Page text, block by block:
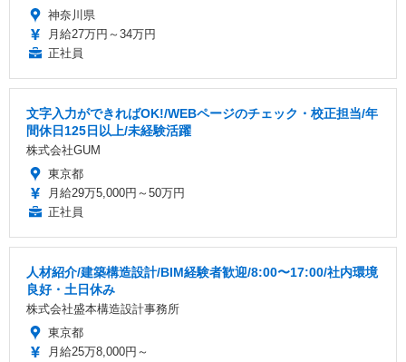
神奈川県
月給27万円～34万円
正社員
文字入力ができればOK!/WEBページのチェック・校正担当/年
間休日125日以上/未経験活躍
株式会社GUM
東京都
月給29万5,000円～50万円
正社員
人材紹介/建築構造設計/BIM経験者歓迎/8:00〜17:00/社内環境
良好・土日休み
株式会社盛本構造設計事務所
東京都
月給25万8,000円～